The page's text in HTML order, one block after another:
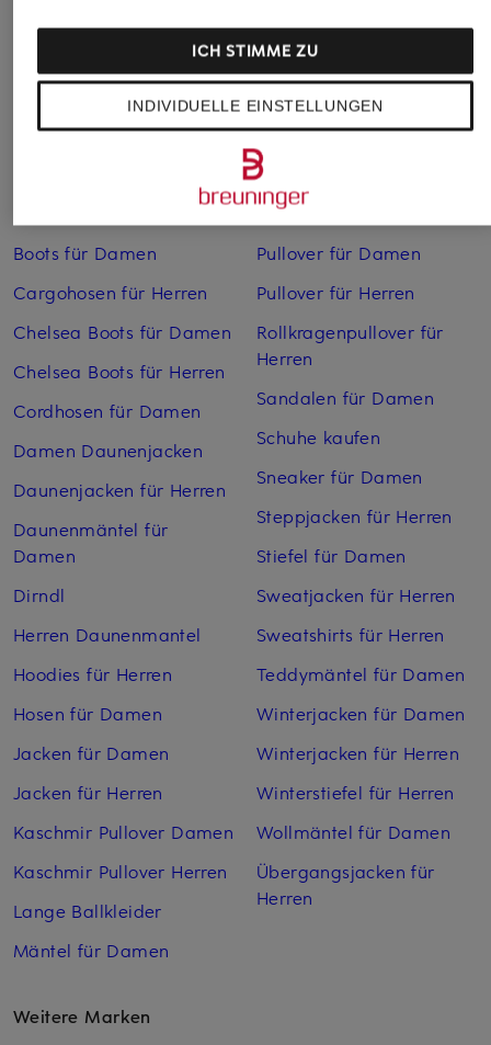
Boots für Damen
Cargohosen für Herren
Chelsea Boots für Damen
Chelsea Boots für Herren
Cordhosen für Damen
Damen Daunenjacken
Daunenjacken für Herren
Daunenmäntel für
Damen
Dirndl
Herren Daunenmantel
Hoodies für Herren
Hosen für Damen
Jacken für Damen
Jacken für Herren
Kaschmir Pullover Damen
Kaschmir Pullover Herren
Lange Ballkleider
Mäntel für Damen
Mäntel für Herren
Pullover für Damen
Pullover für Herren
Rollkragenpullover für
Herren
Sandalen für Damen
Schuhe kaufen
Sneaker für Damen
Steppjacken für Herren
Stiefel für Damen
Sweatjacken für Herren
Sweatshirts für Herren
Teddymäntel für Damen
Winterjacken für Damen
Winterjacken für Herren
Winterstiefel für Herren
Wollmäntel für Damen
Übergangsjacken für
Herren
Weitere Marken
INDIVIDUELLE EINSTELLUNGEN
ICH STIMME ZU